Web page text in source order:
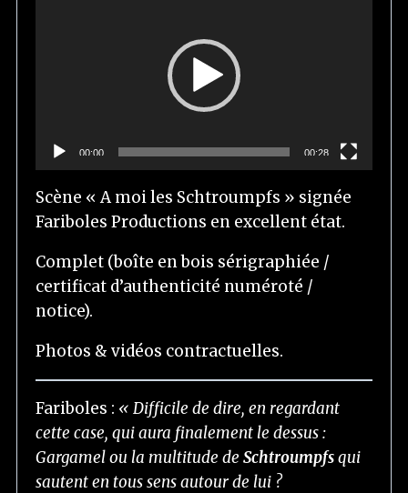
i
d
o
00:00 00:28
Scène « A moi les Schtroumpfs » signée
Fariboles Productions en excellent état.
Complet (boîte en bois sérigraphiée /
certificat d’authenticité numéroté /
notice).
Photos & vidéos contractuelles.
Fariboles : « Difficile de dire, en regardant
cette case, qui aura finalement le dessus :
Gargamel ou la multitude de Schtroumpfsqui
sautent en tous sens autour de lui ?